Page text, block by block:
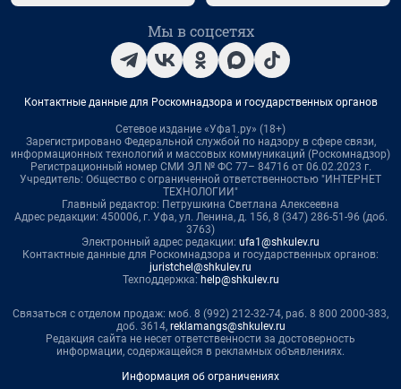
Мы в соцсетях
Контактные данные для Роскомнадзора и государственных органов
Сетевое издание «Уфа1.ру» (18+)
Зарегистрировано Федеральной службой по надзору в сфере связи,
информационных технологий и массовых коммуникаций (Роскомнадзор)
Регистрационный номер СМИ ЭЛ № ФС 77– 84716 от 06.02.2023 г.
Учредитель: Общество с ограниченной ответственностью "ИНТЕРНЕТ
ТЕХНОЛОГИИ"
Главный редактор: Петрушкина Светлана Алексеевна
Адрес редакции: 450006, г. Уфа, ул. Ленина, д. 156, 8 (347) 286-51-96 (доб.
3763)
Электронный адрес редакции: ufa1@shkulev.ru
Контактные данные для Роскомнадзора и государственных органов:
juristchel@shkulev.ru
Техподдержка: help@shkulev.ru
Связаться с отделом продаж: моб. 8 (992) 212-32-74, раб. 8 800 2000-383,
доб. 3614, reklamangs@shkulev.ru
Редакция сайта не несет ответственности за достоверность
информации, содержащейся в рекламных объявлениях.
Информация об ограничениях